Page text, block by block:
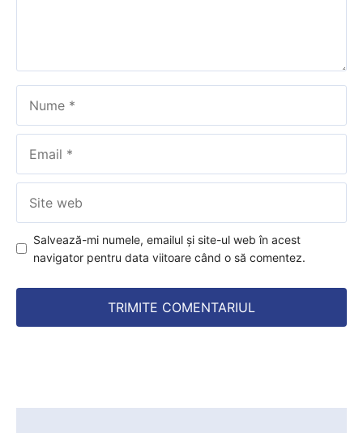
web
Salvează-mi numele, emailul și site-ul web în acest
navigator pentru data viitoare când o să comentez.